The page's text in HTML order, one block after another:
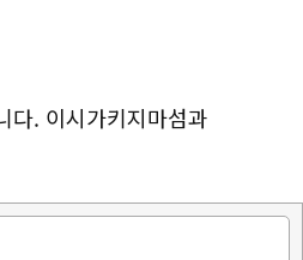
다. 이시가키지마섬과